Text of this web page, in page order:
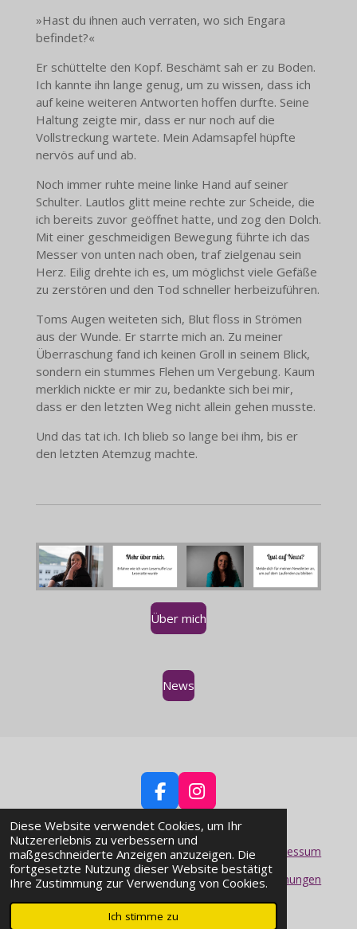
Diese Website verwendet Cookies, um Ihr
Nutzererlebnis zu verbessern und
maßgeschneiderte Anzeigen anzuzeigen. Die
fortgesetzte Nutzung dieser Website bestätigt
Ihre Zustimmung zur Verwendung von Cookies.
Ich stimme zu
»Hast du ihnen auch verraten, wo sich Engara
befindet?«
Er schüttelte den Kopf. Beschämt sah er zu Boden.
Ich kannte ihn lange genug, um zu wissen, dass ich
auf keine weiteren Antworten hoffen durfte. Seine
Haltung zeigte mir, dass er nur noch auf die
Vollstreckung wartete. Mein Adamsapfel hüpfte
nervös auf und ab.
Noch immer ruhte meine linke Hand auf seiner
Schulter. Lautlos glitt meine rechte zur Scheide, die
ich bereits zuvor geöffnet hatte, und zog den Dolch.
Mit einer geschmeidigen Bewegung führte ich das
Messer von unten nach oben, traf zielgenau sein
Herz. Eilig drehte ich es, um möglichst viele Gefäße
zu zerstören und den Tod schneller herbeizuführen.
Toms Augen weiteten sich, Blut floss in Strömen
aus der Wunde. Er starrte mich an. Zu meiner
Überraschung fand ich keinen Groll in seinem Blick,
sondern ein stummes Flehen um Vergebung. Kaum
merklich nickte er mir zu, bedankte sich bei mir,
dass er den letzten Weg nicht allein gehen musste.
Und das tat ich. Ich blieb so lange bei ihm, bis er
den letzten Atemzug machte.
Über mich
News
F
c
e
b
o
o
k
I
s
t
a
g
r
Impressum
Datenschutzbestimmungen